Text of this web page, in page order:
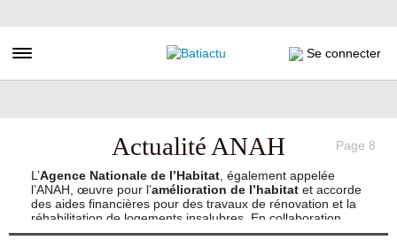
au
principal
Toggle navigation Se connecter
Page 8
Actualité ANAH
L’Agence Nationale de l’Habitat , également appelée
l’ANAH, œuvre pour l’amélioration de l’habitat et accorde
des aides financières pour des travaux de rénovation et la
réhabilitation de logements insalubres. En collaboration
avec le ministère de la Cohésion des territoires et des